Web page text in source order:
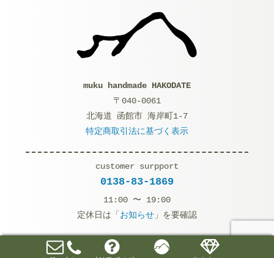
muku handmade HAKODATE
〒040-0061
北海道 函館市 海岸町1-7
特定商取引法に基づく表示
customer surpport
0138-83-1869
11:00 〜 19:00
定休日は「 お知らせ」を要確認